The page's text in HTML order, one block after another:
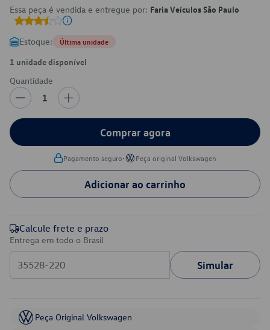
Essa peça é vendida e entregue por: Faria Veículos São Paulo
Estoque: Última unidade
1 unidade disponível
Quantidade
1
Comprar agora
Pagamento seguro• Peça original Volkswagen
Adicionar ao carrinho
Calcule frete e prazo
Entrega em todo o Brasil
Simular
Peça Original Volkswagen